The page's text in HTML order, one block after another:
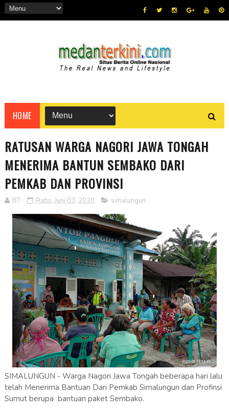
HOME
RATUSAN WARGA NAGORI JAWA TONGAH
MENERIMA BANTUN SEMBAKO DARI
PEMKAB DAN PROVINSI
BT Rabu, Juni 03, 2020 simalungun
SIMALUNGUN - Warga Nagori Jawa Tongah beberapa hari lalu
telah Menerima Bantuan Dari Pemkab Simalungun dan Profinsi
Sumut berupa bantuan paket Sembako.